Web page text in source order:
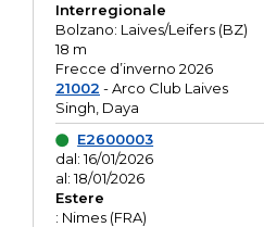
Interregionale
Bolzano: Laives/Leifers (BZ)
18 m
Frecce d’inverno 2026
21002 - Arco Club Laives
Singh, Daya
E2600003
dal: 16/01/2026
al: 18/01/2026
Estere
: Nimes (FRA)